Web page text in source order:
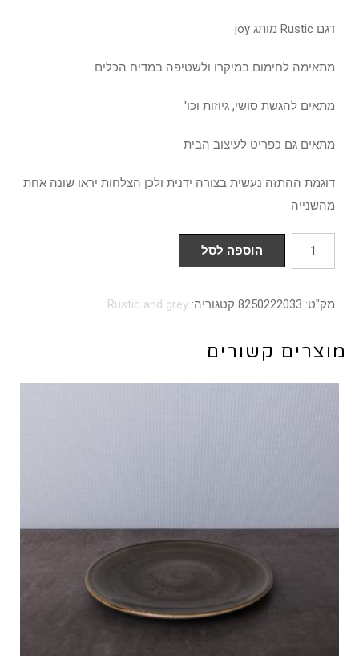
דגם Rustic מותג joy
מתאימה לחימום במיקרו ולשטיפה במדיח הכלים
מתאים להגשת סושי, גיוזות וכו'
מתאים גם כפריט לעיצוב הבית
דוגמת ההתזה נעשית בצורה ידנית ולכן הצלחות יראו שונה אחת
מהשנייה
כמות
של
אובלית
33
הוספה לסל
מק"ט: 8250222033 קטגוריה: Rustic and grey
מוצרים קשורים